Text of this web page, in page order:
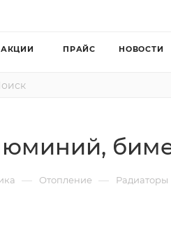
АКЦИИ ПРАЙС НОВОСТИ
— Отопление — Радиаторы